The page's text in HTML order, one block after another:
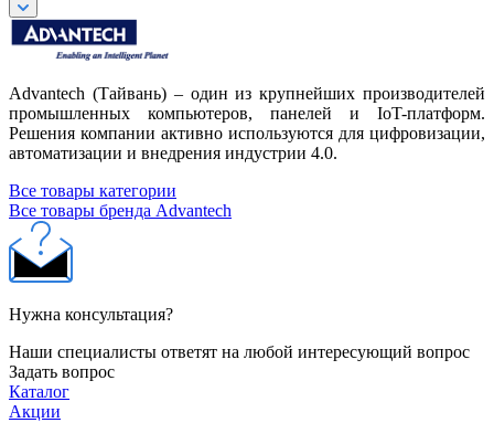
Advantech (Тайвань) – один из крупнейших производителей
промышленных компьютеров, панелей и IoT-платформ.
Решения компании активно используются для цифровизации,
автоматизации и внедрения индустрии 4.0.
Все товары категории
Все товары бренда Advantech
Нужна консультация?
Наши специалисты ответят на любой интересующий вопрос
Задать вопрос
Каталог
Акции